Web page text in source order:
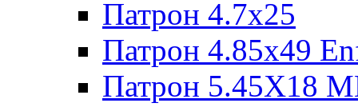
Патрон 4.7x25
Патрон 4.85x49
Патрон 5.45X18